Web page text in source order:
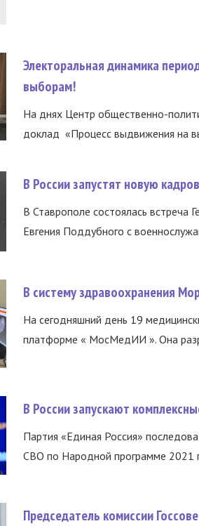
Электоральная динамика
выборам!
На днях Центр общественно-
доклад «Процесс выдвижения на
В России запустят новую
В Ставрополе состоялась встреча
Евгения Поддубного с
В систему здравоохранения
На сегодняшний день 19
платформе « МосМедИИ ». Она
В России запускают
Партия «Единая Россия»
СВО по Народной программе 2021
Председатель комиссии